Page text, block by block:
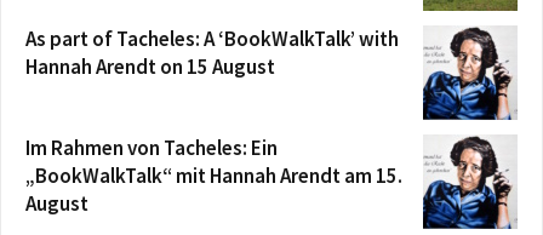
As part of Tacheles: A ‘BookWalkTalk’ with
Hannah Arendt on 15 August
Im Rahmen von Tacheles: Ein
„BookWalkTalk“ mit Hannah Arendt am 15.
August